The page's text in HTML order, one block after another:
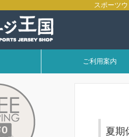
ャージ作成のジャージ王国
ご利用案内
夏期